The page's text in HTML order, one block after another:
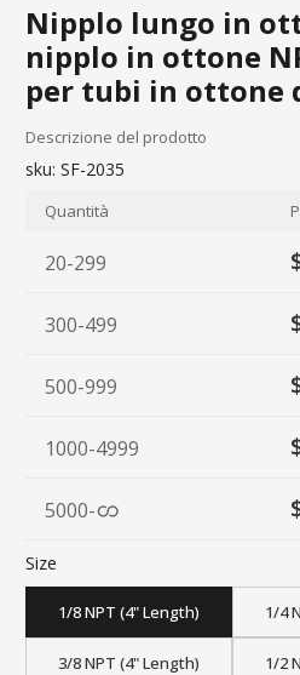
Nipplo lungo in
nipplo in ottone
per tubi in ottone
Descrizione del prodotto
sku: SF-2035
Quantità
20-299
300-499
500-999
1000-4999
5000-
Size
1/8 NPT (4" Length) 1/4
3/8 NPT (4" Length) 1/2